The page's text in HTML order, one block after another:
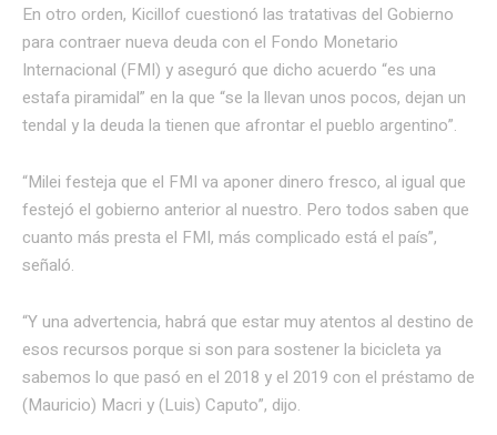
En otro orden, Kicillof cuestionó las tratativas del Gobierno
para contraer nueva deuda con el Fondo Monetario
Internacional (FMI) y aseguró que dicho acuerdo “es una
estafa piramidal” en la que “se la llevan unos pocos, dejan un
tendal y la deuda la tienen que afrontar el pueblo argentino”.
“Milei festeja que el FMI va aponer dinero fresco, al igual que
festejó el gobierno anterior al nuestro. Pero todos saben que
cuanto más presta el FMI, más complicado está el país”,
señaló.
“Y una advertencia, habrá que estar muy atentos al destino de
esos recursos porque si son para sostener la bicicleta ya
sabemos lo que pasó en el 2018 y el 2019 con el préstamo de
(Mauricio) Macri y (Luis) Caputo”, dijo.